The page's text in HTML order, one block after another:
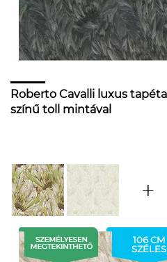
Roberto Cavalli luxus
színű toll mintával
106 CM
SZÉLES